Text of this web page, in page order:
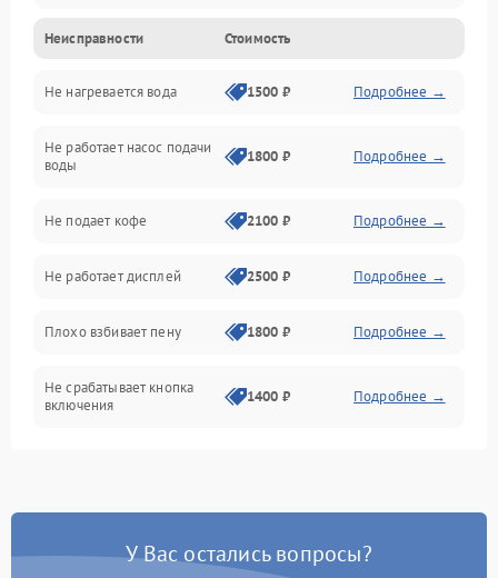
Прочие неисправности
Включение и работа
Проблемы с водой
Проблемы с капучинатором и паром
Управление и электроника
Программное обеспечение
Неисправности Стоимость
Не нагревается вода 1500 ₽ Подробнее →
Не работает насос подачи
воды
1800 ₽ Подробнее →
Не подает кофе 2100 ₽ Подробнее →
Не работает дисплей 2500 ₽ Подробнее →
Плохо взбивает пену 1800 ₽ Подробнее →
Не срабатывает кнопка
включения
1400 ₽ Подробнее →
Постоянные сбои в работе 1500 ₽ Подробнее →
У Вас остались вопросы?